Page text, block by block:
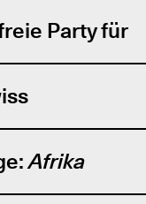
Party für
Afrika